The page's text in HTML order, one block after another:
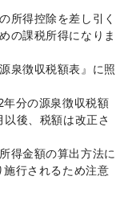
所得控除を差し引く
の課税所得になりま
泉徴収税額表』に照
分の源泉徴収税額
後、税額は改正さ
得金額の算出方法に
行されるため注意